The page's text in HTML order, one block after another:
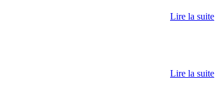
Lire la suite
Lire la suite